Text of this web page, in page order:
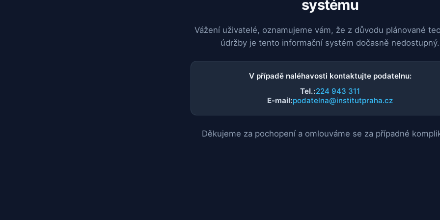
systému
Vážení uživatelé, oznamujeme vám, že z důvodu plánované
údržby je tento informační systém dočasně nedostupný.
V případě naléhavosti kontaktujte podatelnu:
Tel.:224 943 311
E-mail:podatelna@institutpraha.cz
Děkujeme za pochopení a omlouváme se za případné